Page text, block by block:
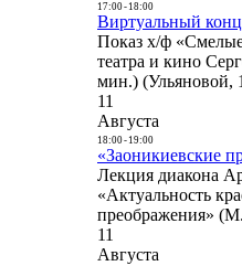
17:00- 18:00
Виртуальный
Показ х/ф
театра и кино
мин.) (Ульяновой,
11
Августа
18:00- 19:00
«Заоникиевские
Лекция диакона
«Актуальность
преображения»
11
Августа